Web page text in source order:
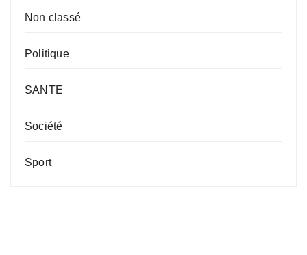
Non classé
Politique
SANTE
Société
Sport